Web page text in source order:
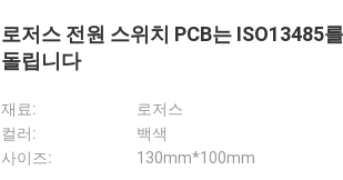
로저스 전원 스위치 PCB는 ISO13485
돌립니다
재료:
로저스
컬러:
백색
사이즈:
130mm*100mm